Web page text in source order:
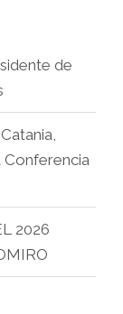
de
Conferencia
2026